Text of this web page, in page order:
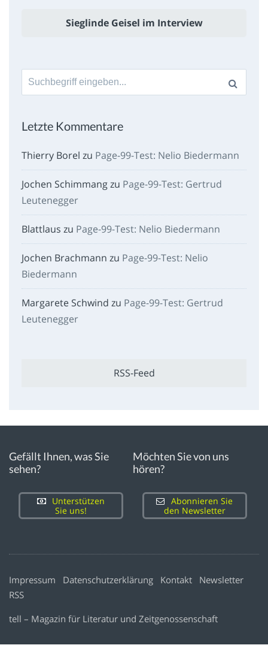
Sieglinde Geisel im Interview
Suche
nach:
Letzte Kommentare
Thierry Borel zu Page-99-Test: Nelio Biedermann
Jochen Schimmangzu Page-99-Test: Gertrud
Leutenegger
Blattlaus zu Page-99-Test: Nelio Biedermann
Jochen Brachmann zu Page-99-Test: Nelio
Biedermann
Margarete Schwind zu Page-99-Test: Gertrud
Leutenegger
RSS-Feed
Gefällt Ihnen, was Sie
sehen?
Unterstützen
Sie uns!
Möchten Sie von uns
hören?
Abonnieren Sie
den Newsletter
Impressum Datenschutzerklärung Kontakt
Newsletter
RSS
tell – Magazin für Literatur und Zeitgenossenschaft